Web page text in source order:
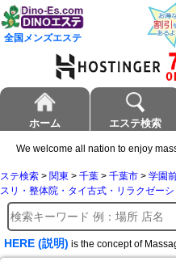
全国メンズエステ
ホーム エステ検索
We welcome all nation to enjoy
ステ検索 > 関東 > 千葉 > 千葉市 > 学園
スリ・整体院・タイ古式・リラクゼー
HERE (説明) is the concept of